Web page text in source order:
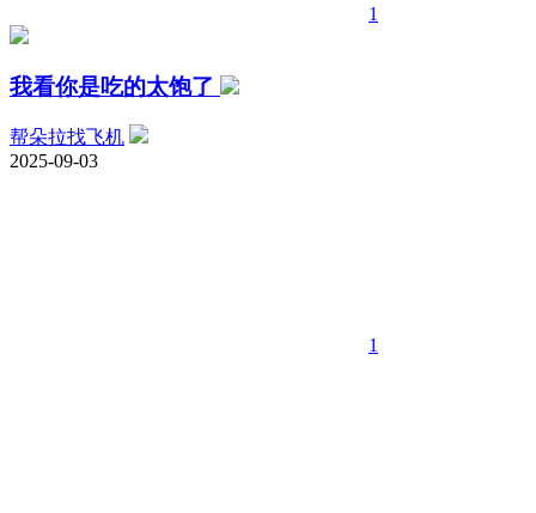
1
我看你是吃的太饱了
帮朵拉找飞机
2025-09-03
1